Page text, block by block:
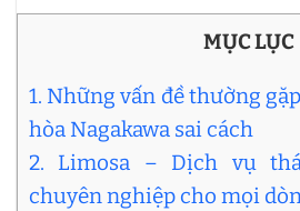
MỤC LỤC
1. Những vấn đề thường
hòa Nagakawa sai cách
2. Limosa – Dịch vụ
chuyên nghiệp cho mọi